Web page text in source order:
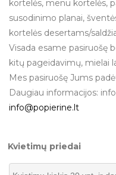
kortelės, menu kortelės,
susodinimo planai,
kortelės desertams/
Visada esame pasiruošę
kitų pageidavimų, mielai
Mes pasiruošę Jums
Daugiau informacijos:
info@popierine.lt
Kvietimų priedai